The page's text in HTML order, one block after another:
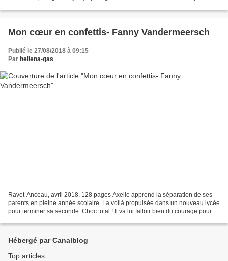
Mon cœur en confettis- Fanny Vandermeersch
Publié le 27/08/2018 à 09:15
Par heliena-gas
Ravet-Anceau, avril 2018, 128 pages Axelle apprend la séparation de ses
parents en pleine année scolaire. La voilà propulsée dans un nouveau lycée
pour terminer sa seconde. Choc total ! Il va lui falloir bien du courage pour se
Hébergé par Canalblog
Top articles